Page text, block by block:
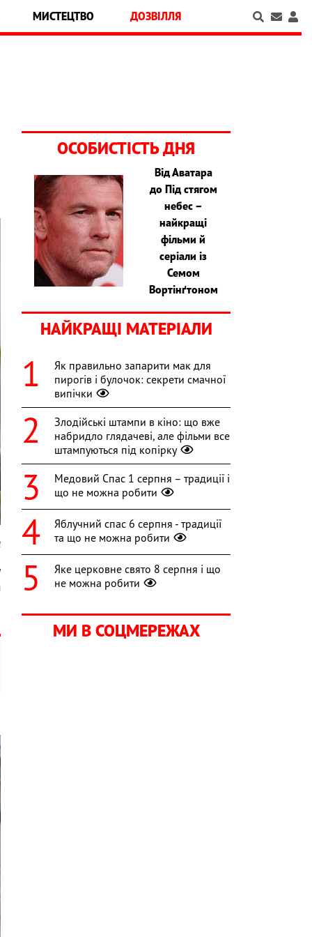
МИСТЕЦТВО ДОЗВІЛЛЯ
ОСОБИСТІСТЬ ДНЯ
Від Аватара
до Під стягом
небес –
найкращі
фільми й
серіали із
Семом
Вортінґтоном
НАЙКРАЩІ МАТЕРІАЛИ
Як правильно запарити мак для
пирогів і булочок: секрети смачної
випічки
Злодійські штампи в кіно: що вже
набридло глядачеві, але фільми все
штампуються під копірку
Медовий Спас 1 серпня – традиції і
що не можна робити
Яблучний спас 6 серпня - традиції
та що не можна робити
Яке церковне свято 8 серпня і що
не можна робити
МИ В СОЦМЕРЕЖАХ